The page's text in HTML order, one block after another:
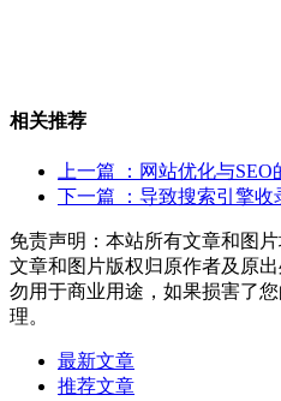
相关推荐
上一篇
：网站优化与SEO
下一篇
：导致搜索引擎
免责声明：本站所有文章和图
文章和图片版权归原作者及原
勿用于商业用途，如果损害了
理。
最新文章
推荐文章